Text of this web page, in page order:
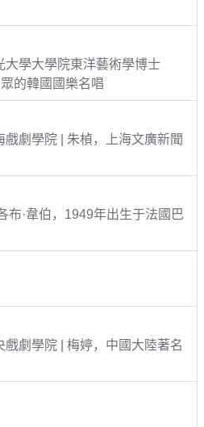
學大學院東洋藝術學博士
的韓國國樂名唱
劇學院 | 朱楨，上海文廣新聞
布·韋伯，1949年出生于法國巴
劇學院 | 梅婷，中國大陸著名